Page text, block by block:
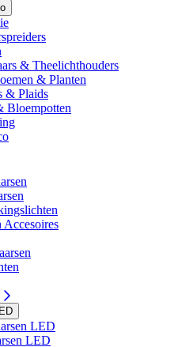
& Theelichthouders
& Planten
& Plaids
Bloempotten
Accesoires
LED
LED